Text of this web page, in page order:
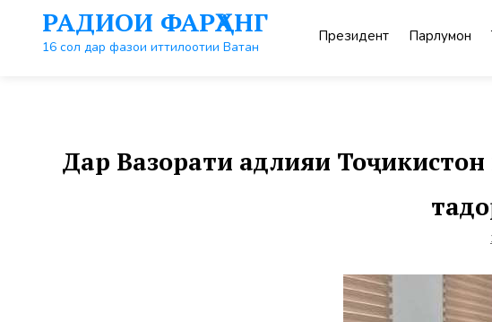
контенту
РАДИОИ ФАРҲАНГ
16 сол дар фазои иттилоотии Ватан
Президент Парлумон
Дар Вазорати адлияи